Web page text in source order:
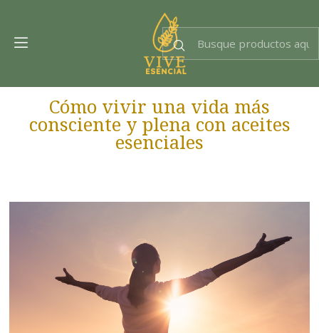
Cómo vivir una vida más
consciente y plena con aceites
esenciales
Dra. EsencIAl
Experta en bienestar